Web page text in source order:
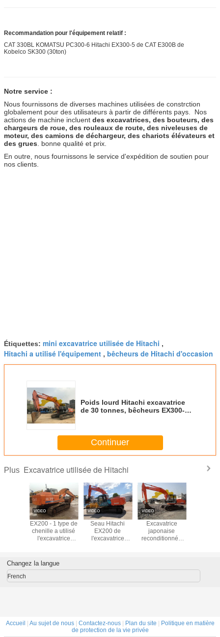
Recommandation pour l'équipement relatif :
CAT 330BL KOMATSU PC300-6 Hitachi EX300-5 de CAT E300B de
Kobelco SK300 (30ton)
Notre service :
Nous fournissons de diverses machines utilisées de constrction
globalement pour des utilisateurs à partir de différents pays. Nos
actions de machine incluent des excavatrices, des bouteurs, des
chargeurs de roue, des rouleaux de route, des niveleuses de
moteur, des camions de déchargeur, des chariots élévateurs et
des grues . bonne qualité et prix.
En outre, nous fournissons le service d'expédition de soutien pour
nos clients.
Étiquettes: mini excavatrice utilisée de Hitachi ,
Hitachi a utilisé l'équipement , bêcheurs de Hitachi d'occasion
Poids lourd Hitachi excavatrice
de 30 tonnes, bêcheurs EX300-5
Continuer
Plus Excavatrice utilisée de Hitachi
EX200 - 1 type de
chenille a utilisé
l'excavatrice
Seau Hitachi
EX200 de
l'excavatrice
Excavatrice
japonaise
reconditionnée
particulièrement
Fidji
avec le
Changez la langue
French
Accueil | Au sujet de nous| Contactez-nous| Plan du site | Politique en matière
de protection de la vie privée